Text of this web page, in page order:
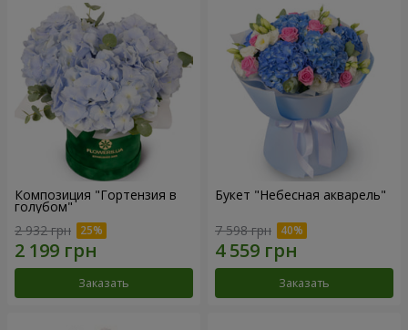
Композиция "Гортензия в
голубом"
2 932 грн
Заказать
Букет "Небесная акварель"
7 598 грн
Заказать